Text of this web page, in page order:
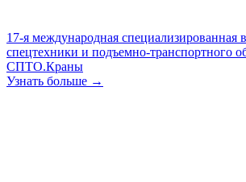
17-я международная специализированная
спецтехники и подъемно-транспортного
СПТО.Краны
Узнать больше →